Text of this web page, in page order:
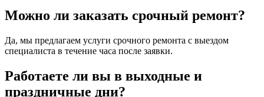
Можно ли заказать срочный ремонт?
Да, мы предлагаем услуги срочного ремонта с выездом
специалиста в течение часа после заявки.
Работаете ли вы в выходные и
праздничные дни?